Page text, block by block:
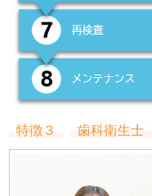
特徴３ 歯科衛生士